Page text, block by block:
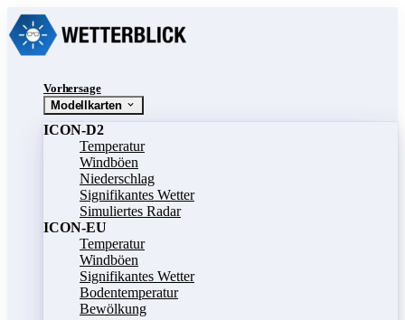
Vorhersage
Modellkarten
ICON-D2
Temperatur
Windböen
Niederschlag
Signifikantes Wetter
Simuliertes Radar
ICON-EU
Temperatur
Windböen
Signifikantes Wetter
Bodentemperatur
Bewölkung